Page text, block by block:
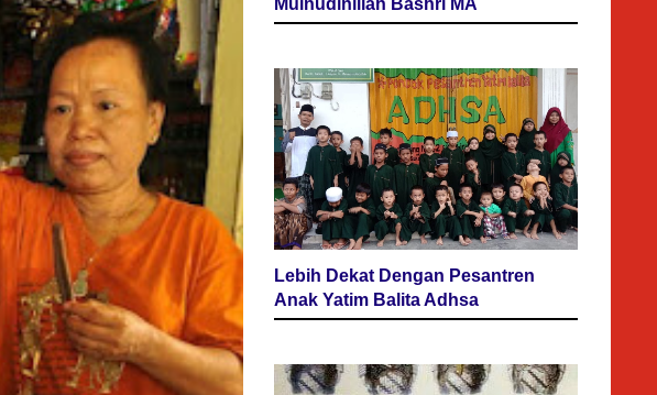
Lebih Dekat Dengan Pesantren
Anak Yatim Balita Adhsa